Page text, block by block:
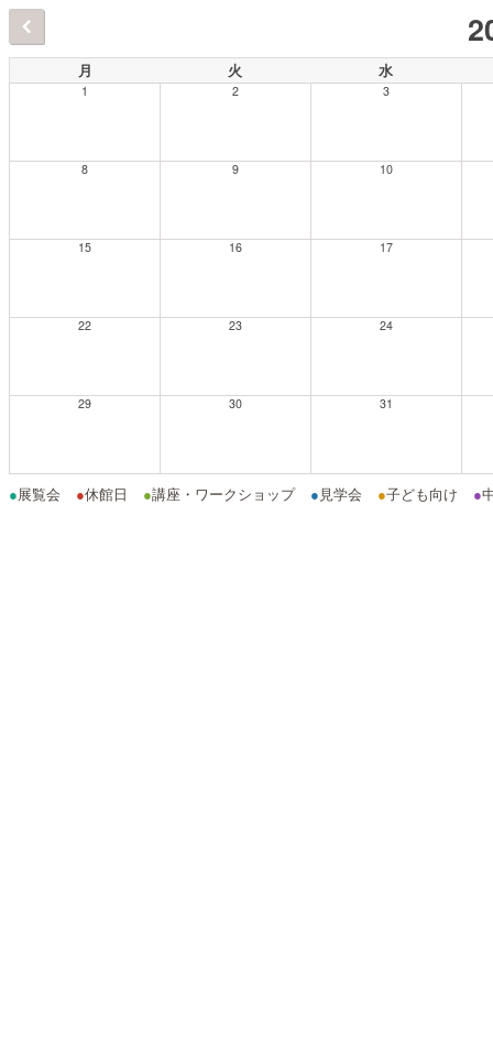
月 火 水
1 2 3
8 9 10
15 16 17
22 23 24
29 30 31
●展覧会 ●休館日 ●講座・ワークショップ ● 見学会 ●子ども向け ●